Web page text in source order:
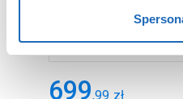
Aby uzyskać więcej
cookie, kliknij „Ustawienia
699,99 zł